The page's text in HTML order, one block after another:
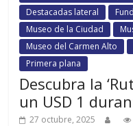
Destacadas lateral
Museo de la Ciudad
Museo del Carmen Alto
Primera plana
Descubra la
un USD 1
27 octubre, 2025